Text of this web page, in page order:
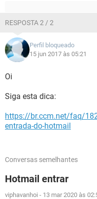
RESPOSTA 2 / 2
Perfil bloqueado
15 jun 2017 às 05:21
Oi
Siga esta dica:
https://br.ccm.net/faq/
entrada-do-hotmail
Conversas semelhantes
Hotmail entrar
viphavanhoi - 13 mar 2020 às